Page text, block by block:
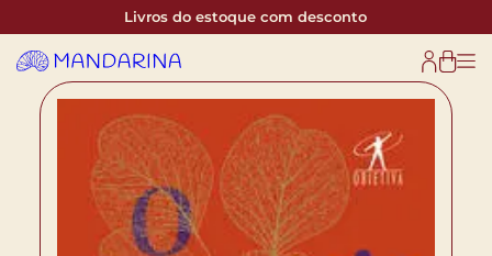
Livros do estoque com desconto